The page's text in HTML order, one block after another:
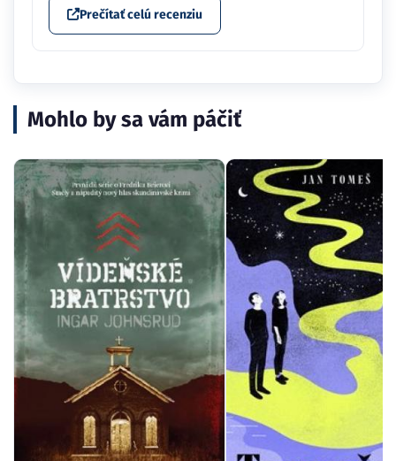
Prečítať celú recenziu
Mohlo by sa vám páčiť